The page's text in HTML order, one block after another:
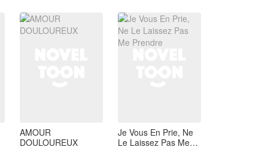
lieu de la position de NovelToon.
NovelToon.
AMOUR
DOULOUREUX
Je Vous En Prie, Ne
Le Laissez Pas Me